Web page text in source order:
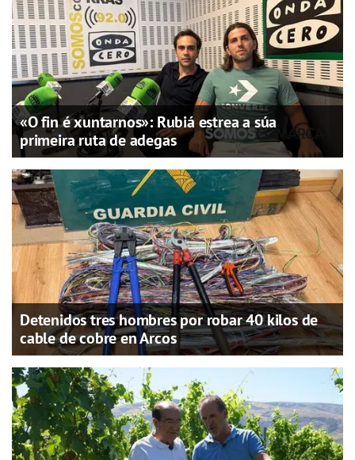
«O fin é xuntarnos»: Rubiá estrea a súa
primeira ruta de adegas
Detenidos tres hombres por robar 40 kilos de
cable de cobre en Arcos